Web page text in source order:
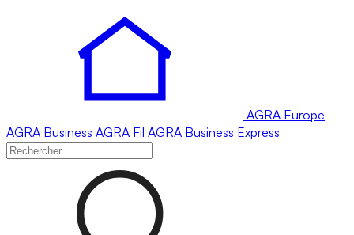
AGRA Europe
AGRA Business AGRA Fil AGRA Business Express